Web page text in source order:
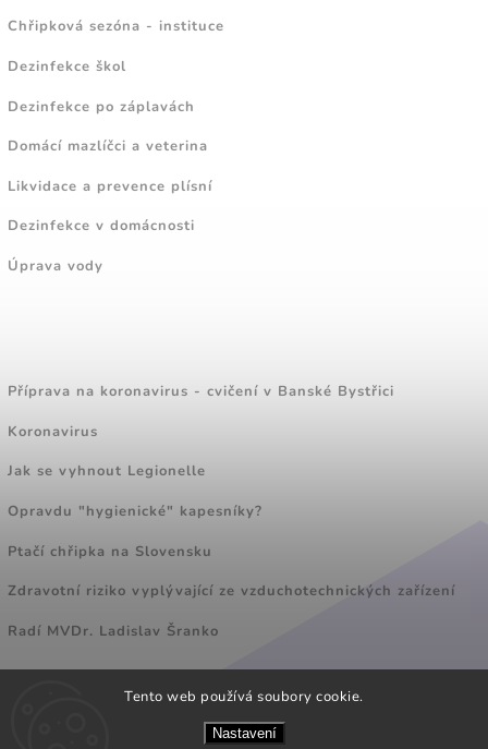
Tento web používá soubory cookie.
Nastavení
Chřipková sezóna - instituce
Dezinfekce škol
Dezinfekce po záplavách
Domácí mazlíčci a veterina
Likvidace a prevence plísní
Dezinfekce v domácnosti
Úprava vody
Příprava na koronavirus - cvičení v Banské Bystřici
Koronavirus
Jak se vyhnout Legionelle
Opravdu "hygienické" kapesníky?
Ptačí chřipka na Slovensku
Zdravotní riziko vyplývající ze vzduchotechnických zařízení
Radí MVDr. Ladislav Šranko